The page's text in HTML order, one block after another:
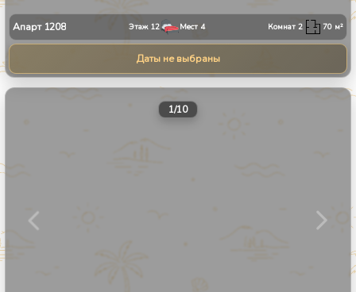
Апарт 1208 Этаж 12 Мест 4 Комнат2 70 м²
Даты не выбраны
1/10